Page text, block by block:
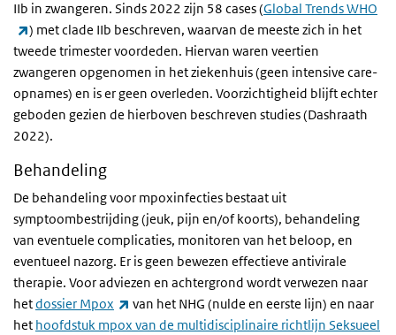
IIb in zwangeren. Sinds 2022 zijn 58 cases (Global Trends WHO
(externe link)
) met clade IIb beschreven, waarvan de meeste zich in het
tweede trimester voordeden. Hiervan waren veertien
zwangeren opgenomen in het ziekenhuis (geen intensive care-
opnames) en is er geen overleden. Voorzichtigheid blijft echter
geboden gezien de hierboven beschreven studies (Dashraath
2022).
Behandeling
De behandeling voor mpoxinfecties bestaat uit
symptoombestrijding (jeuk, pijn en/of koorts), behandeling
van eventuele complicaties, monitoren van het beloop, en
eventueel nazorg. Er is geen bewezen effectieve antivirale
therapie. Voor adviezen en achtergrond wordt verwezen naar
hetdossier Mpox (externe link)
van het NHG (nulde en eerste lijn) en naar
het hoofdstuk mpox van de multidisciplinaire richtlijn Seksueel